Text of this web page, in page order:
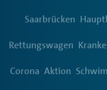
Saarbrücken
Rettungswagen
Corona Aktion